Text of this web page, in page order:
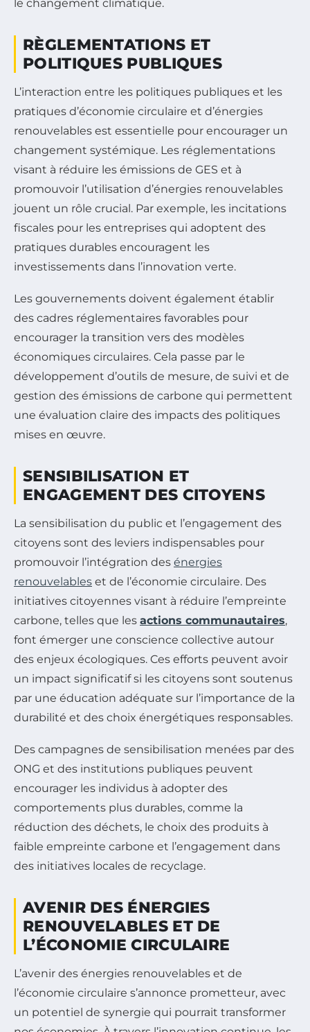
le changement climatique.
RÈGLEMENTATIONS ET
POLITIQUES PUBLIQUES
L’interaction entre les politiques publiques et les
pratiques d’économie circulaire et d’énergies
renouvelables est essentielle pour encourager un
changement systémique. Les réglementations
visant à réduire les émissions de GES et à
promouvoir l’utilisation d’énergies renouvelables
jouent un rôle crucial. Par exemple, les incitations
fiscales pour les entreprises qui adoptent des
pratiques durables encouragent les
investissements dans l’innovation verte.
Les gouvernements doivent également établir
des cadres réglementaires favorables pour
encourager la transition vers des modèles
économiques circulaires. Cela passe par le
développement d’outils de mesure, de suivi et de
gestion des émissions de carbone qui permettent
une évaluation claire des impacts des politiques
mises en œuvre.
SENSIBILISATION ET
ENGAGEMENT DES CITOYENS
La sensibilisation du public et l’engagement des
citoyens sont des leviers indispensables pour
promouvoir l’intégration des énergies
renouvelables et de l’économie circulaire. Des
initiatives citoyennes visant à réduire l’empreinte
carbone, telles que les actions communautaires,
font émerger une conscience collective autour
des enjeux écologiques. Ces efforts peuvent avoir
un impact significatif si les citoyens sont soutenus
par une éducation adéquate sur l’importance de la
durabilité et des choix énergétiques responsables.
Des campagnes de sensibilisation menées par des
ONG et des institutions publiques peuvent
encourager les individus à adopter des
comportements plus durables, comme la
réduction des déchets, le choix des produits à
faible empreinte carbone et l’engagement dans
des initiatives locales de recyclage.
AVENIR DES ÉNERGIES
RENOUVELABLES ET DE
L’ÉCONOMIE CIRCULAIRE
L’avenir des énergies renouvelables et de
l’économie circulaire s’annonce prometteur, avec
un potentiel de synergie qui pourrait transformer